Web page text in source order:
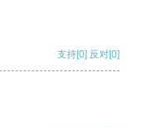
支持[0] 反对[0]